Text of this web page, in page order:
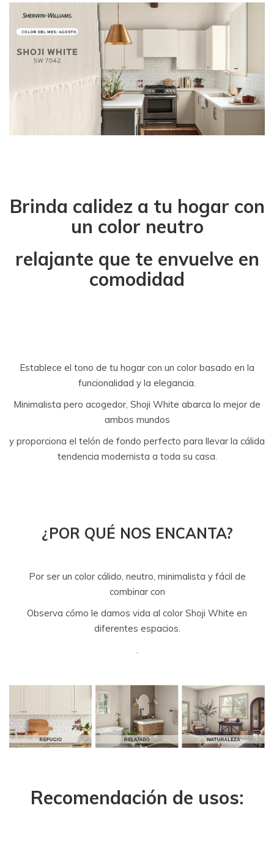
Brinda calidez a tu hogar con
un color neutro
relajante que te envuelve en
comodidad
Establece el tono de tu hogar con un color basado en la
funcionalidad y la elegancia.
Minimalista pero acogedor, Shoji White abarca lo mejor de
ambos mundos
y proporciona el telón de fondo perfecto para llevar la cálida
tendencia modernista a toda su casa.
¿POR QUÉ NOS ENCANTA?
Por ser un color cálido, neutro, minimalista y fácil de
combinar con
Observa cómo le damos vida al color Shoji White en
diferentes espacios.
.
Recomendación de usos: